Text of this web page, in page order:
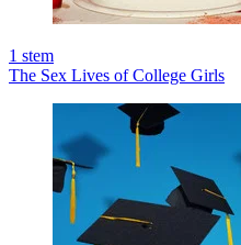
1 stem
The Sex Lives of College Girls